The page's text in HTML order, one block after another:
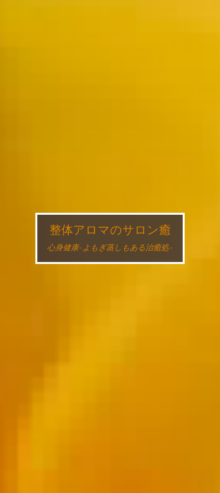
整体アロマのサロン癒
心身健康~よもぎ蒸しもある治癒処~